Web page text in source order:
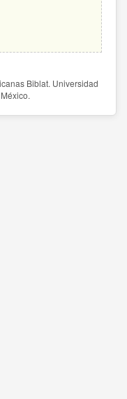
Biblat. Universidad